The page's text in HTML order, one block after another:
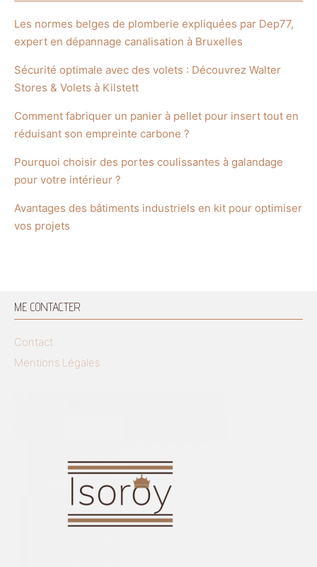
Les normes belges de plomberie expliquées par Dep77,
expert en dépannage canalisation à Bruxelles
Sécurité optimale avec des volets : Découvrez Walter
Stores & Volets à Kilstett
Comment fabriquer un panier à pellet pour insert tout en
réduisant son empreinte carbone ?
Pourquoi choisir des portes coulissantes à galandage
pour votre intérieur ?
Avantages des bâtiments industriels en kit pour optimiser
vos projets
ME CONTACTER
Contact
Mentions Légales